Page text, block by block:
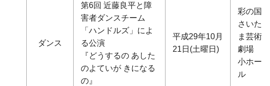
ダンス
第6回 近藤良平と障
害者ダンスチーム
「ハンドルズ」によ
る公演
『どうするの あした
のよていが きになる
の』
平成29年10月
21日(土曜日)
彩の国
さいた
ま芸術
劇場
小ホー
ル